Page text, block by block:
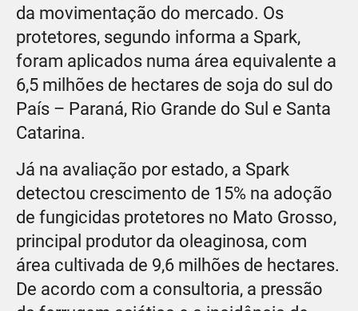
da movimentação do mercado. Os
protetores, segundo informa a Spark,
foram aplicados numa área equivalente a
6,5 milhões de hectares de soja do sul do
País – Paraná, Rio Grande do Sul e Santa
Catarina.
Já na avaliação por estado, a Spark
detectou crescimento de 15% na adoção
de fungicidas protetores no Mato Grosso,
principal produtor da oleaginosa, com
área cultivada de 9,6 milhões de hectares.
De acordo com a consultoria, a pressão